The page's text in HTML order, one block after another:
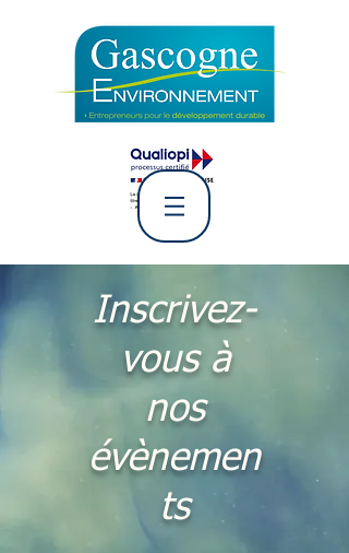
L' Association Gascogne
Environnement
Inscrivez-
vous à
nos
évènemen
ts